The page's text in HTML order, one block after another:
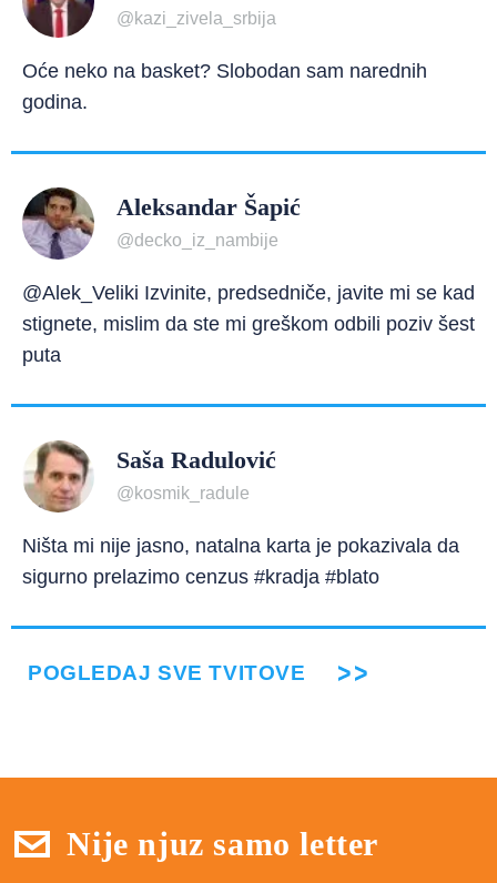
@kazi_zivela_srbija
Oće neko na basket? Slobodan sam narednih
godina.
Aleksandar Šapić
@decko_iz_nambije
@Alek_Veliki Izvinite, predsedniče, javite mi se kad
stignete, mislim da ste mi greškom odbili poziv šest
puta
Saša Radulović
@kosmik_radule
Ništa mi nije jasno, natalna karta je pokazivala da
sigurno prelazimo cenzus #kradja #blato
POGLEDAJ SVE TVITOVE
Nije njuz samo letter